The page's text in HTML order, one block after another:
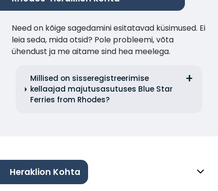
Need on kõige sagedamini esitatavad küsimused. Ei
leia seda, mida otsid? Pole probleemi, võta
ühendust ja me aitame sind hea meelega.
Millised on sisseregistreerimise
kellaajad majutusasutuses Blue Star
Ferries from Rhodes?
Heraklion Kohta